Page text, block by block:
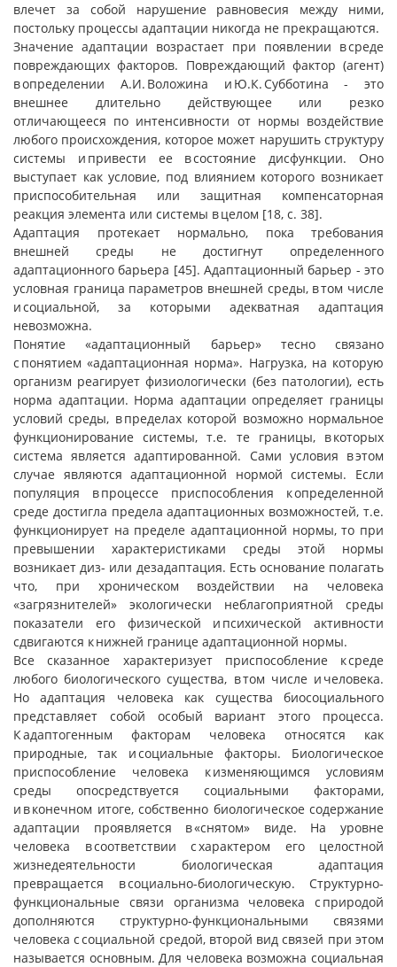
влечет за собой нарушение равновесия между ними,
постольку процессы адаптации никогда не прекращаются.
Значение адаптации возрастает при появлении в среде
повреждающих факторов. Повреждающий фактор (агент)
в определении А.И. Воложина и Ю.К. Субботина - это
внешнее длительно действующее или резко
отличающееся по интенсивности от нормы воздействие
любого происхождения, которое может нарушить структуру
системы и привести ее в состояние дисфункции. Оно
выступает как условие, под влиянием которого возникает
приспособительная или защитная компенсаторная
реакция элемента или системы в целом [18, с. 38].
Адаптация протекает нормально, пока требования
внешней среды не достигнут определенного
адаптационного барьера [45]. Адаптационный барьер - это
условная граница параметров внешней среды, в том числе
и социальной, за которыми адекватная адаптация
невозможна.
Понятие «адаптационный барьер» тесно связано
с понятием «адаптационная норма». Нагрузка, на которую
организм реагирует физиологически (без патологии), есть
норма адаптации. Норма адаптации определяет границы
условий среды, в пределах которой возможно нормальное
функционирование системы, т.е. те границы, в которых
система является адаптированной. Сами условия в этом
случае являются адаптационной нормой системы. Если
популяция в процессе приспособления к определенной
среде достигла предела адаптационных возможностей, т.е.
функционирует на пределе адаптационной нормы, то при
превышении характеристиками среды этой нормы
возникает диз- или дезадаптация. Есть основание полагать
что, при хроническом воздействии на человека
«загрязнителей» экологически неблагоприятной среды
показатели его физической и психической активности
сдвигаются к нижней границе адаптационной нормы.
Все сказанное характеризует приспособление к среде
любого биологического существа, в том числе и человека.
Но адаптация человека как существа биосоциального
представляет собой особый вариант этого процесса.
К адаптогенным факторам человека относятся как
природные, так и социальные факторы. Биологическое
приспособление человека к изменяющимся условиям
среды опосредствуется социальными факторами,
и в конечном итоге, собственно биологическое содержание
адаптации проявляется в «снятом» виде. На уровне
человека в соответствии с характером его целостной
жизнедеятельности биологическая адаптация
превращается в социально-биологическую. Структурно-
функциональные связи организма человека с природой
дополняются структурно-функциональными связями
человека с социальной средой, второй вид связей при этом
называется основным. Для человека возможна социальная